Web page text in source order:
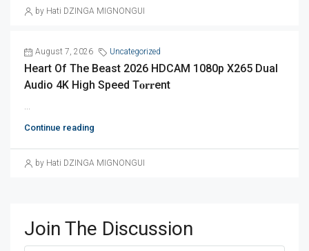
by Hati DZINGA MIGNONGUI
August 7, 2026 Uncategorized
Heart Of The Beast 2026 HDCAM 1080p X265 Dual
Audio 4K High Speed T𝐨𝐫𝐫ent
...
Continue reading
by Hati DZINGA MIGNONGUI
Join The Discussion